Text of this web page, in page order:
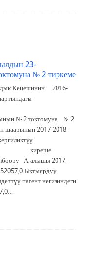
23-
№ 2 тиркеме
Кеңешинин 2016-
№ 2 токтомуна № 2
шаарынын 2017-2018-
киреше
Аталышы 2017-
Ыктыярдуу
патент негизиндеги